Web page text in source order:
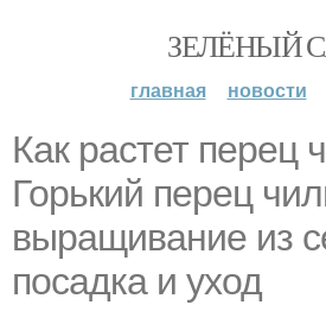
ЗЕЛЁНЫЙ
главная новости
Как растет перец
Горький перец
выращивание из
посадка и уход